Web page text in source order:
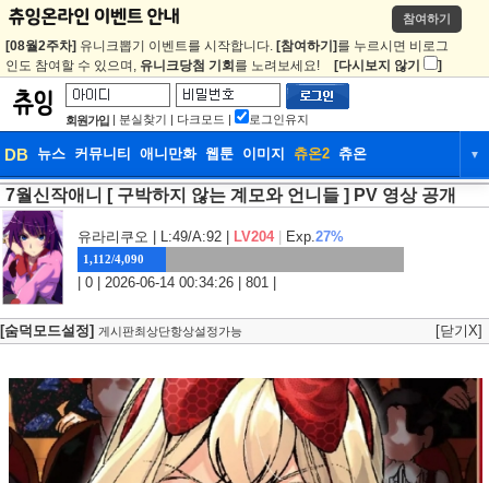
참여하기
[08월2주차] 유니크뽑기 이벤트를 시작합니다. [참여하기] 를 누르시면 비로그
인도 참여할 수 있으며, 유니크당첨 기회 를 노려보세요! [다시보지 않기 ]
회원가입 | 분실찾기 | 다크모드 | 로그인유지
DB 뉴스 커뮤니티 애니만화 웹툰 이미지 츄온2 츄온 ▼
DB 뉴스 커뮤니티 애니만화
웹툰 이미지 츄온2
7월신작애니 [ 구박하지 않는 계모와 언니들 ] PV 영상 공개
유라리쿠오 | L:49/A:92 | LV204 Exp.27%
1,112/4,090
| 0 | 2026-06-14 00:34:26 | 801 |
[숨덕모드설정] 게시판최상단항상설정가능 [닫기X]